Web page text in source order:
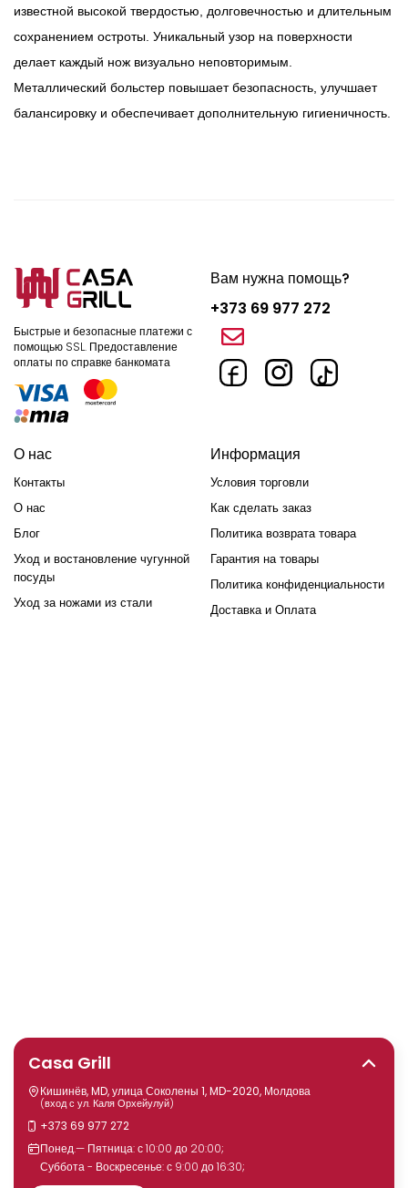
известной высокой твердостью, долговечностью и длительным
сохранением остроты. Уникальный узор на поверхности
делает каждый нож визуально неповторимым.
Металлический больстер повышает безопасность, улучшает
балансировку и обеспечивает дополнительную гигиеничность.
Быстрые и безопасные платежи с
помощью SSL. Предоставление
оплаты по справке банкомата
Вам нужна помощь?
+373 69 977 272
О нас
Контакты
О нас
Блог
Уход и востановление чугунной
посуды
Уход за ножами из стали
Информация
Условия торговли
Как сделать заказ
Политика возврата товара
Гарантия на товары
Политика конфиденциальности
Доставка и Оплата
Casa Grill
Кишинёв, MD, улица Соколены 1, MD-2020, Молдова
(вход с ул. Каля Орхейулуй)
+373 69 977 272
Понед.— Пятница: с 10:00 до 20:00;
Суббота - Воскресенье: с 9:00 до 16:30;